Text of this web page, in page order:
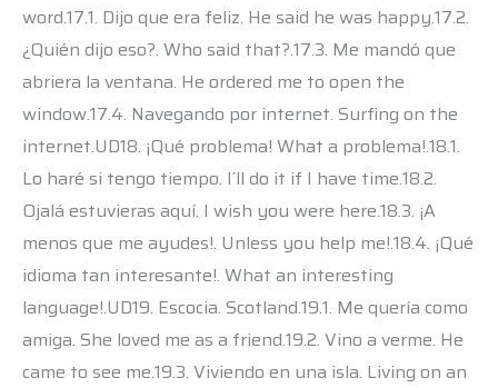
word.17.1. Dijo que era feliz. He said he was happy.17.2.
¿Quién dijo eso?. Who said that?.17.3. Me mandó que
abriera la ventana. He ordered me to open the
window.17.4. Navegando por internet. Surfing on the
internet.UD18. ¡Qué problema! What a problema!.18.1.
Lo haré si tengo tiempo. I´ll do it if I have time.18.2.
Ojalá estuvieras aquí. I wish you were here.18.3. ¡A
menos que me ayudes!. Unless you help me!.18.4. ¡Qué
idioma tan interesante!. What an interesting
language!.UD19. Escocia. Scotland.19.1. Me quería como
amiga. She loved me as a friend.19.2. Vino a verme. He
came to see me.19.3. Viviendo en una isla. Living on an